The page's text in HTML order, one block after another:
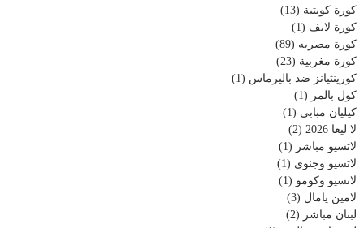
كورة كويتية (13)
كورة لايف (1)
كورة مصريه (89)
كورة مغربية (23)
كورينثيانز ضد باليرماس (1)
كول بالمر (1)
كيليان مبابي (1)
لا ليغا 2026
(2)
لاتسيو مباشر (1)
لاتسيو وجنوى (1)
لاتسيو وكومو (1)
لامين يامال (3)
لبنان مباشر (2)